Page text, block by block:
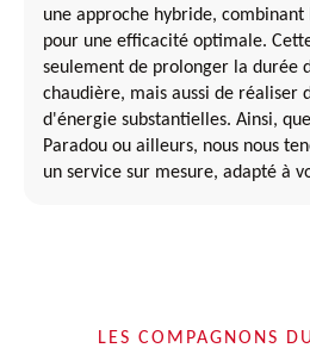
une approche hybride, combinant
pour une efficacité optimale.
seulement de prolonger la durée
chaudière, mais aussi de réaliser
d'énergie substantielles. Ainsi,
Paradou ou ailleurs, nous nous
un service sur mesure, adapté à
LES COMPAGNONS